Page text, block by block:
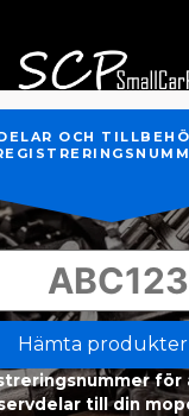
OCH
Hämta produkter
till din